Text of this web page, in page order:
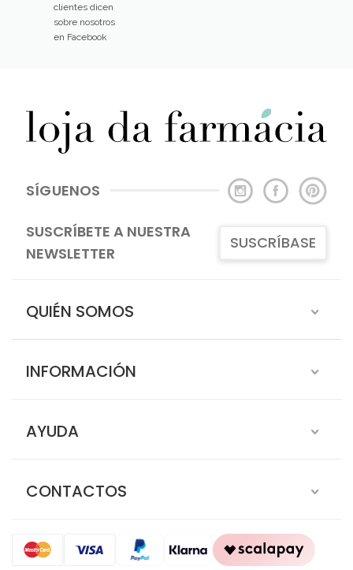
clientes dicen
sobre nosotros
en Facebook
SÍGUENOS
SUSCRÍBETE A NUESTRA
NEWSLETTER
SUSCRÍBASE
QUIÉN SOMOS
INFORMACIÓN
AYUDA
CONTACTOS